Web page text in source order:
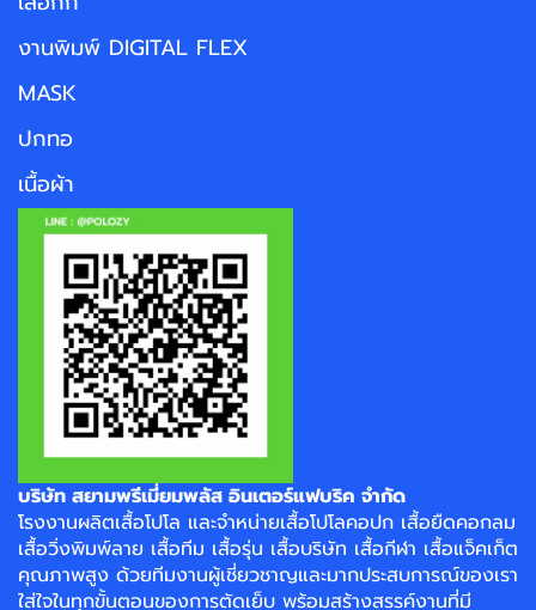
งานพิมพ์ DIGITAL FLEX
MASK
ปกทอ
เนื้อผ้า
บริษัท สยามพรีเมี่ยมพลัส อินเตอร์แฟบริค จำกัด
โรงงานผลิตเสื้อโปโล และจำหน่ายเสื้อโปโลคอปก เสื้อยืดคอกลม
เสื้อวิ่งพิมพ์ลาย เสื้อทีม เสื้อรุ่น เสื้อบริษัท เสื้อกีฬา เสื้อแจ็คเก็ต
คุณภาพสูง ด้วยทีมงานผู้เชี่ยวชาญและมากประสบการณ์ของเรา
ใส่ใจในทุกขั้นตอนของการตัดเย็บ พร้อมสร้างสรรค์งานที่มี